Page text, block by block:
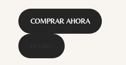
COMPRAR AHORA